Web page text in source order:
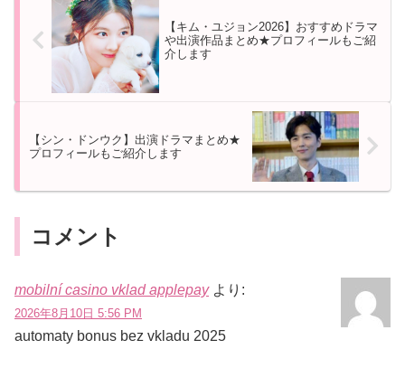
【キム・ユジョン2026】おすすめドラマ
や出演作品まとめ★プロフィールもご紹
介します
【シン・ドンウク】出演ドラマまとめ★
プロフィールもご紹介します
コメント
mobilní casino vklad applepay より:
2026年8月10日 5:56 PM
automaty bonus bez vkladu 2025